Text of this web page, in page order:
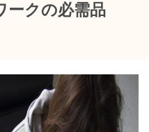
ークの必需品